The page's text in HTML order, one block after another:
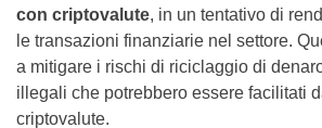
con criptovalute, in un tentativo di
le transazioni finanziarie nel settore.
a mitigare i rischi di riciclaggio di
illegali che potrebbero essere facilitati
criptovalute.